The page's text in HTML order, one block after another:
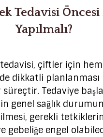
Tedavisi
Yapılmalı?
çiftler için
dikkatli planlanması
Tedaviye
genel sağlık
gerekli tetkiklerin
gebeliğe engel